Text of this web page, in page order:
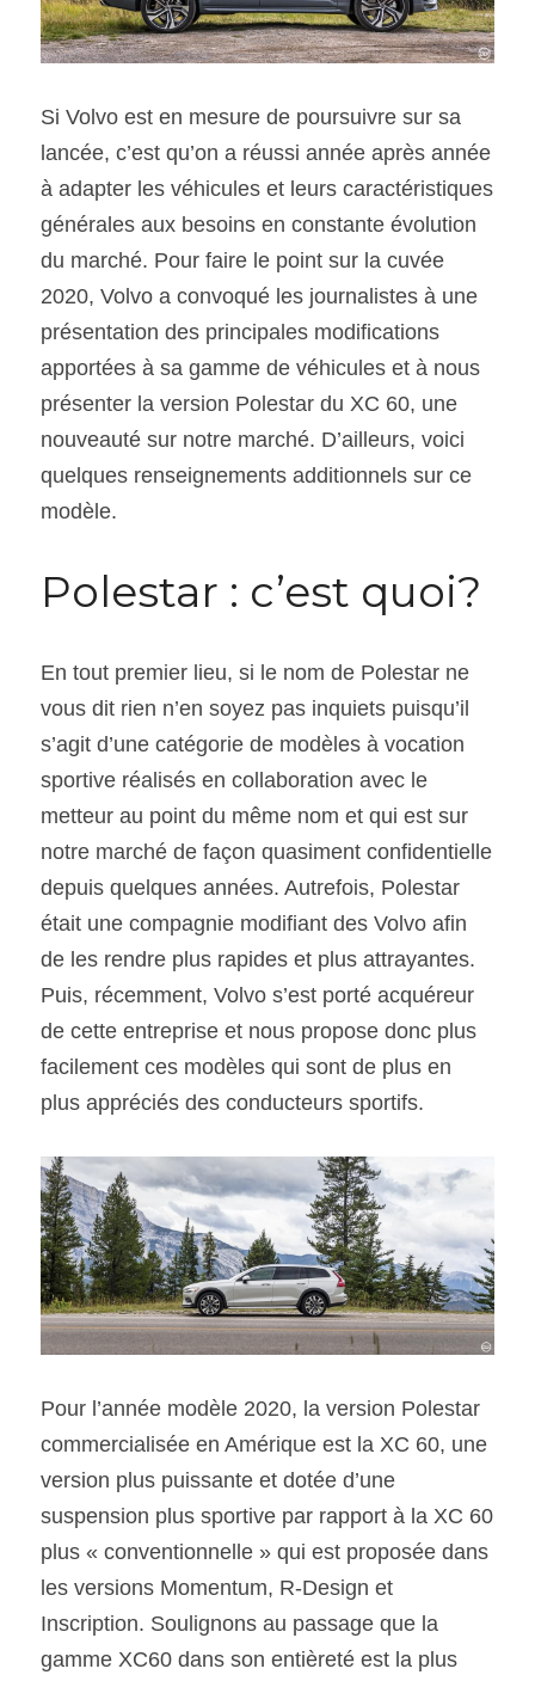
Si Volvo est en mesure de poursuivre sur sa
lancée, c’est qu’on a réussi année après année
à adapter les véhicules et leurs caractéristiques
générales aux besoins en constante évolution
du marché. Pour faire le point sur la cuvée
2020, Volvo a convoqué les journalistes à une
présentation des principales modifications
apportées à sa gamme de véhicules et à nous
présenter la version Polestar du XC 60, une
nouveauté sur notre marché. D’ailleurs, voici
quelques renseignements additionnels sur ce
modèle.
Polestar : c’est quoi?
En tout premier lieu, si le nom de Polestar ne
vous dit rien n’en soyez pas inquiets puisqu’il
s’agit d’une catégorie de modèles à vocation
sportive réalisés en collaboration avec le
metteur au point du même nom et qui est sur
notre marché de façon quasiment confidentielle
depuis quelques années. Autrefois, Polestar
était une compagnie modifiant des Volvo afin
de les rendre plus rapides et plus attrayantes.
Puis, récemment, Volvo s’est porté acquéreur
de cette entreprise et nous propose donc plus
facilement ces modèles qui sont de plus en
plus appréciés des conducteurs sportifs.
Pour l’année modèle 2020, la version Polestar
commercialisée en Amérique est la XC 60, une
version plus puissante et dotée d’une
suspension plus sportive par rapport à la XC 60
plus « conventionnelle » qui est proposée dans
les versions Momentum, R-Design et
Inscription. Soulignons au passage que la
gamme XC60 dans son entièreté est la plus